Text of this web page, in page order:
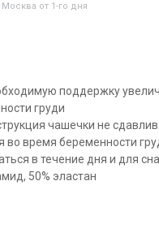
от 1-го дня
поддержку
груди
чашечки не
время беременности
в течение дня и для сна
50% эластан